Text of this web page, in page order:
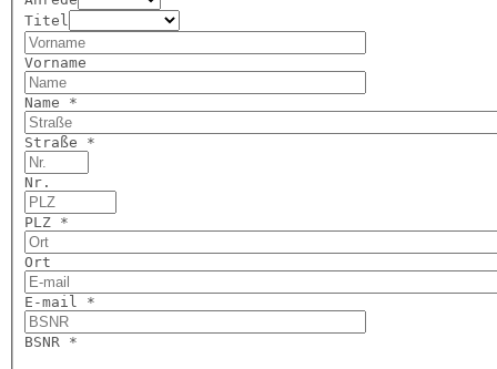
Titel
Vorname
Name *
Straße *
Nr.
PLZ *
Ort
E-mail *
BSNR *